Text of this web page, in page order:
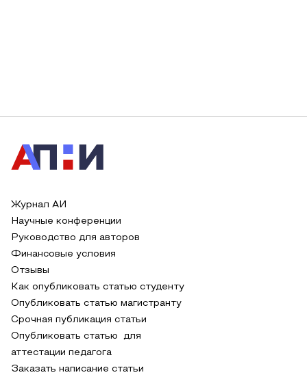
Журнал АИ
Научные конференции
Руководство для авторов
Финансовые условия
Отзывы
Как опубликовать статью студенту
Опубликовать статью магистранту
Срочная публикация статьи
Опубликовать статью для
аттестации педагога
Заказать написание статьи